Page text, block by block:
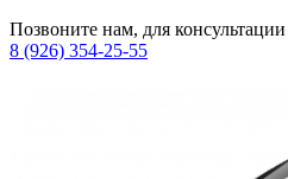
Позвоните нам, для консультации
8 (926) 354-25-55